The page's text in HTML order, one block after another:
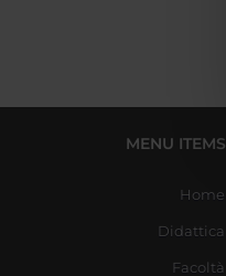
MENU ITEMS
Home
Didattica
Facoltà